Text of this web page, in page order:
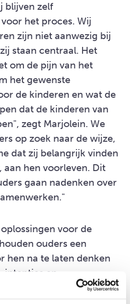
blijven zelf
het proces. Wij
zijn niet aanwezig bij
staan centraal. Het
om de pijn van het
het gewenste
de kinderen en wat de
dat de kinderen van
zegt Marjolein. We
op zoek naar de wijze,
dat zij belangrijk vinden
aan hen voorleven. Dit
gaan nadenken over
voor de
ouders een
hen na te laten denken
intenties en
er ruimte voor